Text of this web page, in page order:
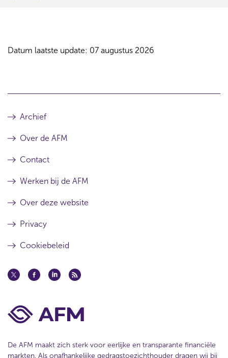
Datum laatste update: 07 augustus 2026
Archief
Over de AFM
Contact
Werken bij de AFM
Over deze website
Privacy
Cookiebeleid
De AFM maakt zich sterk voor eerlijke en transparante financiële
markten. Als onafhankelijke gedragstoezichthouder dragen wij bij